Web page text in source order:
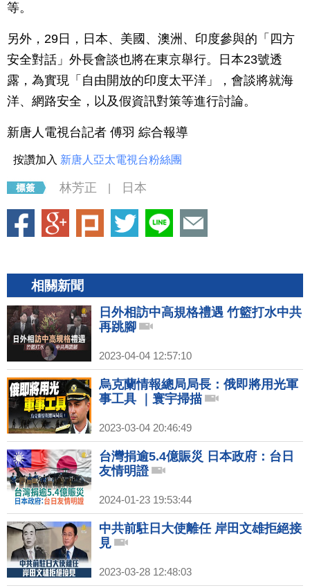
等。
另外，29日，日本、美國、澳洲、印度參與的「四方
安全對話」外長會談也將在東京舉行。日本23號透
露，為實現「自由開放的印度太平洋」，會談將就海
洋、網路安全，以及假資訊對策等進行討論。
新唐人電視台記者 傅羽 綜合報導
按讚加入 新唐人亞太電視台粉絲團
林芳正 日本
相關新聞
日外相訪中高規格禮遇 竹籃打水中共
再跳腳
2023-04-04 12:57:10
烏克蘭情報總局局長：俄即將用光軍
事工具 ｜寰宇掃描
2023-03-04 20:46:49
台灣捐逾5.4億賑災 日本政府：台日
友情明證
2024-01-23 19:53:44
中共前駐日大使離任 岸田文雄拒絕接
見
2023-03-28 12:48:03